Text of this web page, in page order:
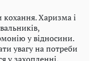
кохання. Харизма і
у відносини.
увагу на потреби